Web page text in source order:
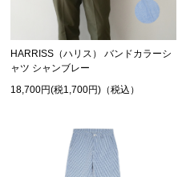
HARRISS（ハリス） バンドカラーシ
ャツ シャンブレー
18,700円(税1,700円)（税込）